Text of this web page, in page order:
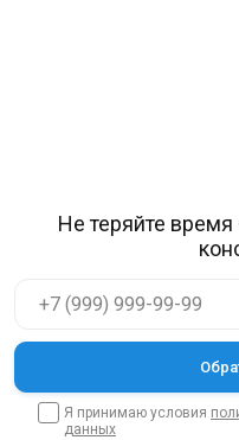
Не теряйте
Я принимаю условия
данных